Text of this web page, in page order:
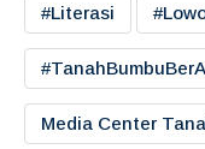
#literasi
Media Center